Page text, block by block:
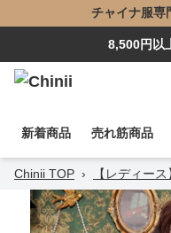
チャイナ服専
8,500円以
新着商品 売れ筋商品
Chinii TOP › 【レディー